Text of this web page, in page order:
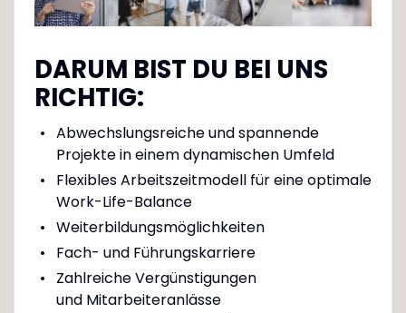
DARUM BIST DU BEI UNS
RICHTIG:
Abwechslungsreiche und spannende
Projekte in einem dynamischen Umfeld
Flexibles Arbeitszeitmodell für eine optimale
Work-Life-Balance
Weiterbildungsmöglichkeiten
Fach- und Führungskarriere
Zahlreiche Vergünstigungen
und Mitarbeiteranlässe